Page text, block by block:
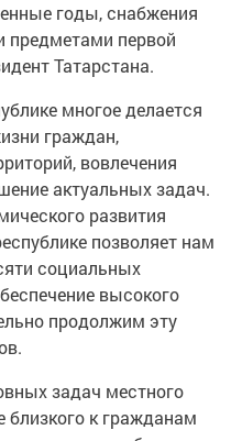
годы, снабжения
предметами первой
Татарстана.
многое делается
граждан,
вовлечения
актуальных задач.
развития
позволяет нам
социальных
высокого
продолжим эту
задач местного
близкого к гражданам